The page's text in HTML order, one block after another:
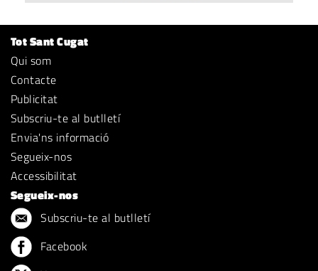
Tot Sant Cugat
Qui som
Contacte
Publicitat
Subscriu-te al butlletí
Envia'ns informació
Segueix-nos
Accessibilitat
Segueix-nos
Subscriu-te al butlletí
Facebook